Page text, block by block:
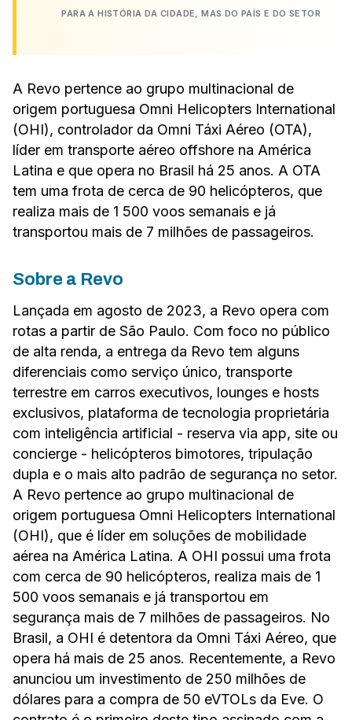
PARA A HISTÓRIA DA CIDADE, MAS DO PAÍS E DO SETOR
A Revo pertence ao grupo multinacional de
origem portuguesa Omni Helicopters International
(OHI), controlador da Omni Táxi Aéreo (OTA),
líder em transporte aéreo offshore na América
Latina e que opera no Brasil há 25 anos. A OTA
tem uma frota de cerca de 90 helicópteros, que
realiza mais de 1 500 voos semanais e já
transportou mais de 7 milhões de passageiros.
Sobre a Revo
Lançada em agosto de 2023, a Revo opera com
rotas a partir de São Paulo. Com foco no público
de alta renda, a entrega da Revo tem alguns
diferenciais como serviço único, transporte
terrestre em carros executivos, lounges e hosts
exclusivos, plataforma de tecnologia proprietária
com inteligência artificial - reserva via app, site ou
concierge - helicópteros bimotores, tripulação
dupla e o mais alto padrão de segurança no setor.
A Revo pertence ao grupo multinacional de
origem portuguesa Omni Helicopters International
(OHI), que é líder em soluções de mobilidade
aérea na América Latina. A OHI possui uma frota
com cerca de 90 helicópteros, realiza mais de 1
500 voos semanais e já transportou em
segurança mais de 7 milhões de passageiros. No
Brasil, a OHI é detentora da Omni Táxi Aéreo, que
opera há mais de 25 anos. Recentemente, a Revo
anunciou um investimento de 250 milhões de
dólares para a compra de 50 eVTOLs da Eve. O